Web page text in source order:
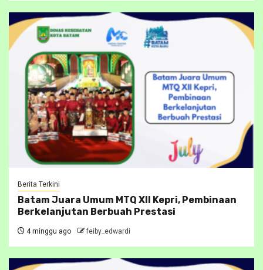
Berita Terkini
Batam Juara Umum MTQ XII Kepri, Pembinaan
Berkelanjutan Berbuah Prestasi
4 minggu ago feiby_edwardi